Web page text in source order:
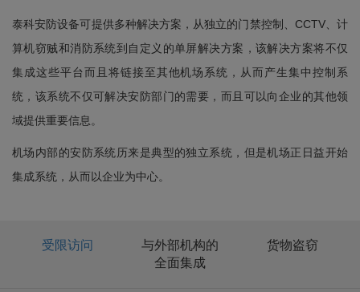
泰科安防设备可提供多种解决方案，从独立的门禁控制、CCTV、计
算机窃贼和消防系统到自定义的单屏解决方案，该解决方案将不仅
集成这些平台而且将链接至其他机场系统，从而产生集中控制系
统，该系统不仅可解决安防部门的需要，而且可以向企业的其他领
域提供重要信息。
机场内部的安防系统历来是典型的独立系统，但是机场正日益开始
集成系统，从而以企业为中心。
受限访问
与外部机构的
全面集成
货物盗窃